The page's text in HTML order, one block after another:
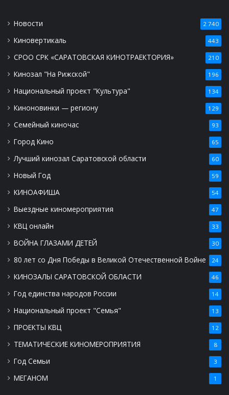
Новости 2 740
Киновертикаль 443
СРОО СРК «САРАТОВСКАЯ КИНОТРАЕКТОРИЯ» 210
Кинозал "На Рижской" 196
Национальный проект "Культура" 134
Киноновинки — региону 129
Семейный киночас 93
Город Кино 65
Лучший кинозал Саратовской области 60
Новый Год 59
КИНОАФИША 54
Выездные киномероприятия 47
КВЦ онлайн 33
ВОЙНА ГЛАЗАМИ ДЕТЕЙ 30
80 лет со Дня Победы в Великой Отечественной Войне 24
КИНОЗАЛЫ САРАТОВСКОЙ ОБЛАСТИ 46
Год единства народов России 14
Национальный проект "Семья" 13
ПРОЕКТЫ КВЦ 12
ТЕМАТИЧЕСКИЕ КИНОМЕРОПРИЯТИЯ 8
Год Семьи 3
МЕГАНОМ 1